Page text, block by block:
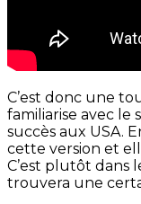
C’est donc une
familiarise avec le
succès aux USA.
cette version et
C’est plutôt dans
trouvera une